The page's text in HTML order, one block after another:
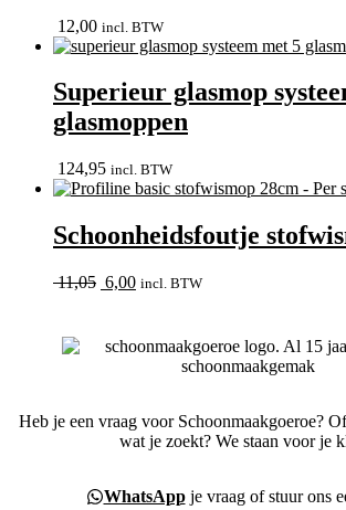
12,00 incl. BTW
Superieur glasmop
glasmoppen
124,95 incl. BTW
Schoonheidsfoutje
11,05 Oorspronkelijke
11,05.
6,00Huidige
6,00.
incl. BTW
Heb je een vraag voor Schoonmaakgoeroe?
wat je zoekt? We staan voor je
WhatsAppje vraag of stuur ons